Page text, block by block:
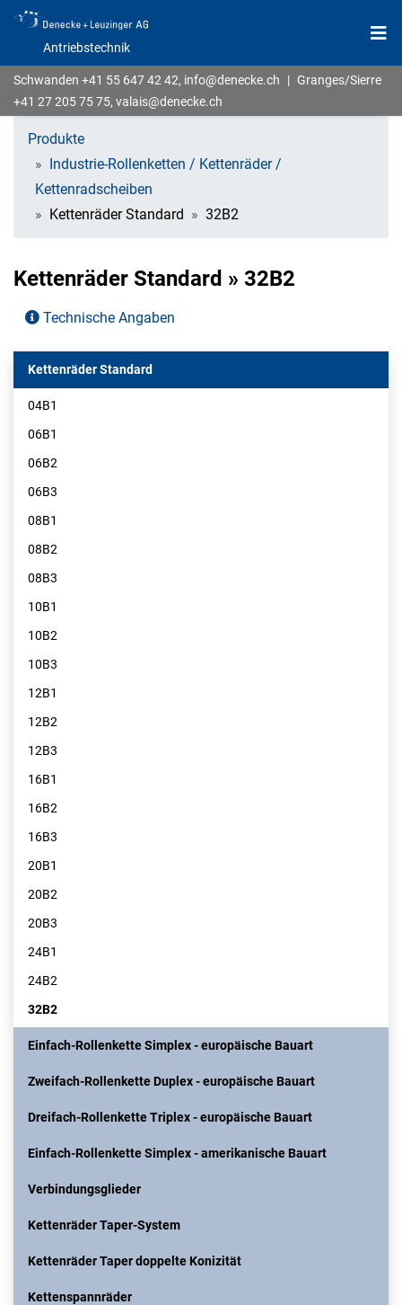
Antriebstechnik
Schwanden +41 55 647 42 42, info@denecke.ch | Granges/Sierre
+41 27 205 75 75, valais@denecke.ch
Produkte
Industrie-Rollenketten / Kettenräder /
Kettenradscheiben
Kettenräder Standard
32B2
Kettenräder Standard » 32B2
Technische Angaben
Kettenräder Standard
04B1
06B1
06B2
06B3
08B1
08B2
08B3
10B1
10B2
10B3
12B1
12B2
12B3
16B1
16B2
16B3
20B1
20B2
20B3
24B1
24B2
32B2
Einfach-Rollenkette Simplex - europäische Bauart
Zweifach-Rollenkette Duplex - europäische Bauart
Dreifach-Rollenkette Triplex - europäische Bauart
Einfach-Rollenkette Simplex - amerikanische Bauart
Verbindungsglieder
Kettenräder Taper-System
Kettenräder Taper doppelte Konizität
Kettenspannräder